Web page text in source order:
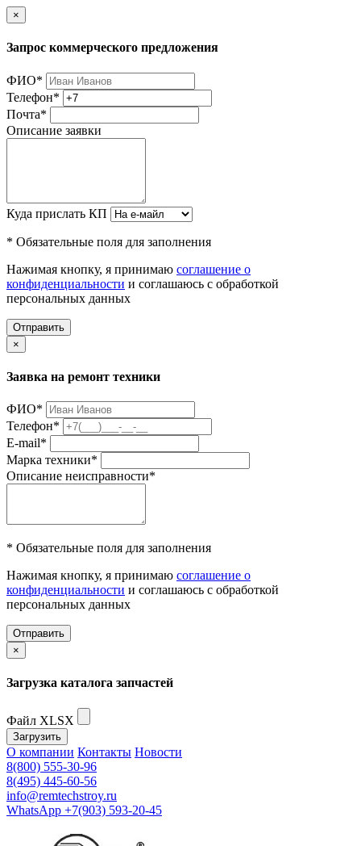
×
Запрос коммерческого предложения
ФИО*
Телефон*
Почта*
Описание заявки
Куда прислать КП
* Обязательные поля для заполнения
Нажимая кнопку, я принимаю соглашение о
конфиденциальности и соглашаюсь с обработкой
персональных данных
Отправить
×
Заявка на ремонт техники
ФИО*
Телефон*
E-mail*
Марка техники*
Описание неисправности*
* Обязательные поля для заполнения
Нажимая кнопку, я принимаю соглашение о
конфиденциальности и соглашаюсь с обработкой
персональных данных
Отправить
×
Загрузка каталога запчастей
Файл XLSX
Загрузить
О компании Контакты Новости
8(800) 555-30-96
8(495) 445-60-56
info@remtechstroy.ru
WhatsApp +7(903) 593-20-45